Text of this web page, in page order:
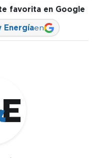
favorita en Google
Energíaen